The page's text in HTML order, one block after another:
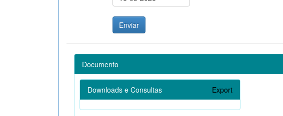
Documento
Downloads e Consultas Export